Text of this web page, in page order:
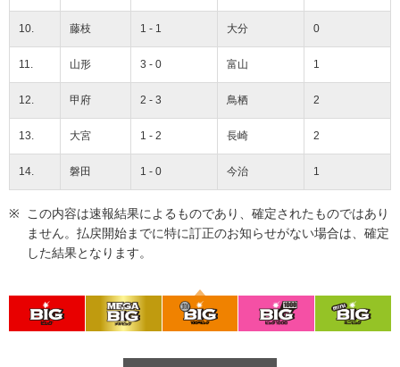
10. 藤枝 1 - 1 大分 0
11. 山形 3 - 0 富山 1
12. 甲府 2 - 3 鳥栖 2
13. 大宮 1 - 2 長崎 2
14. 磐田 1 - 0 今治 1
この内容は速報結果によるものであり、確定されたものではあり
ません。払戻開始までに特に訂正のお知らせがない場合は、確定
した結果となります。